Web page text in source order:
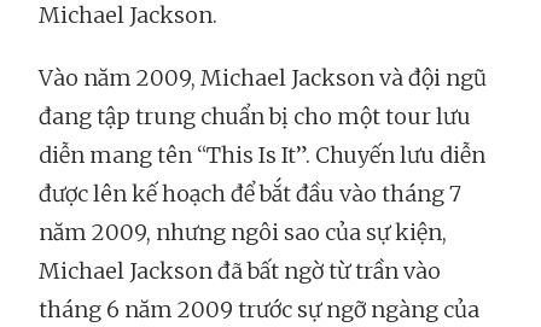
Michael Jackson.
Vào năm 2009, Michael Jackson và đội ngũ
đang tập trung chuẩn bị cho một tour lưu
diễn mang tên “This Is It”. Chuyến lưu diễn
được lên kế hoạch để bắt đầu vào tháng 7
năm 2009, nhưng ngôi sao của sự kiện,
Michael Jackson đã bất ngờ từ trần vào
tháng 6 năm 2009 trước sự ngỡ ngàng của